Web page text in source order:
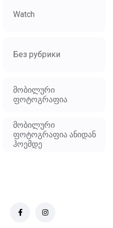
Watch
Без рубрики
მობილური
ფოტოგრაფია
მობილური
ფოტოგრაფია ანიდან
ჰოემდე